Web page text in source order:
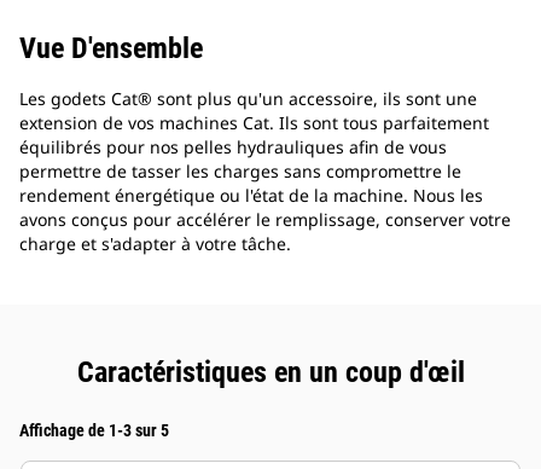
Vue D'ensemble
Les godets Cat® sont plus qu'un accessoire, ils sont une
extension de vos machines Cat. Ils sont tous parfaitement
équilibrés pour nos pelles hydrauliques afin de vous
permettre de tasser les charges sans compromettre le
rendement énergétique ou l'état de la machine. Nous les
avons conçus pour accélérer le remplissage, conserver votre
charge et s'adapter à votre tâche.
Caractéristiques en un coup d'œil
Affichage de 1-3 sur 5